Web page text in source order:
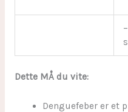
Dette MÅ du vite:
Denguefeber er et